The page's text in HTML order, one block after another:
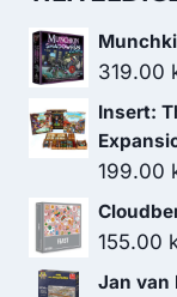
319.00
Insert:
199.00
155.00
Jan van